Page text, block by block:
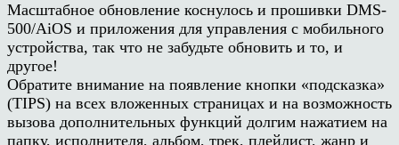
Масштабное обновление коснулось и прошивки DMS-
500/AiOS и приложения для управления с мобильного
устройства, так что не забудьте обновить и то, и
другое!
Обратите внимание на появление кнопки «подсказка»
(TIPS) на всех вложенных страницах и на возможность
вызова дополнительных функций долгим нажатием на
папку, исполнителя, альбом, трек, плейлист, жанр и